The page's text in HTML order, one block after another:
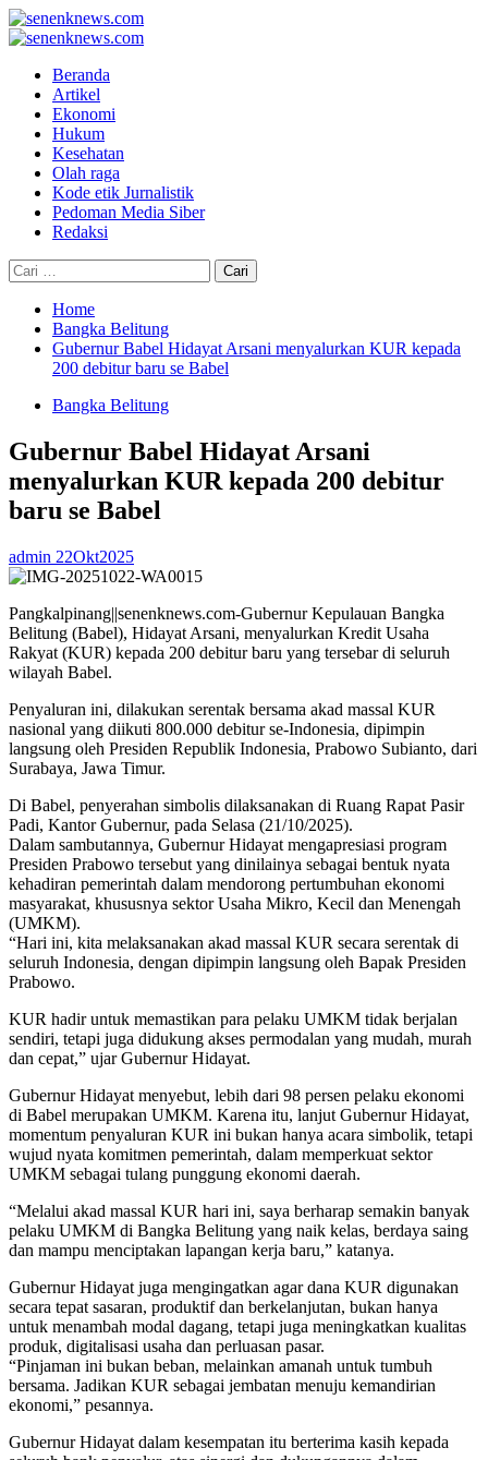
Skip
to
Primary
Beranda
Artikel
Ekonomi
Hukum
Kesehatan
Olah raga
Kode etik Jurnalistik
Pedoman Media Siber
Redaksi
Cari
untuk:
Home
Bangka Belitung
Gubernur Babel Hidayat Arsani menyalurkan KUR kepada
200 debitur baru se Babel
Bangka Belitung
Gubernur Babel Hidayat Arsani
menyalurkan KUR kepada 200 debitur
baru se Babel
admin 22Okt2025
Pangkalpinang||senenknews.com-Gubernur Kepulauan Bangka
Belitung (Babel), Hidayat Arsani, menyalurkan Kredit Usaha
Rakyat (KUR) kepada 200 debitur baru yang tersebar di seluruh
wilayah Babel.
Penyaluran ini, dilakukan serentak bersama akad massal KUR
nasional yang diikuti 800.000 debitur se-Indonesia, dipimpin
langsung oleh Presiden Republik Indonesia, Prabowo Subianto, dari
Surabaya, Jawa Timur.
Di Babel, penyerahan simbolis dilaksanakan di Ruang Rapat Pasir
Padi, Kantor Gubernur, pada Selasa (21/10/2025).
Dalam sambutannya, Gubernur Hidayat mengapresiasi program
Presiden Prabowo tersebut yang dinilainya sebagai bentuk nyata
kehadiran pemerintah dalam mendorong pertumbuhan ekonomi
masyarakat, khususnya sektor Usaha Mikro, Kecil dan Menengah
(UMKM).
“Hari ini, kita melaksanakan akad massal KUR secara serentak di
seluruh Indonesia, dengan dipimpin langsung oleh Bapak Presiden
Prabowo.
KUR hadir untuk memastikan para pelaku UMKM tidak berjalan
sendiri, tetapi juga didukung akses permodalan yang mudah, murah
dan cepat,” ujar Gubernur Hidayat.
Gubernur Hidayat menyebut, lebih dari 98 persen pelaku ekonomi
di Babel merupakan UMKM. Karena itu, lanjut Gubernur Hidayat,
momentum penyaluran KUR ini bukan hanya acara simbolik, tetapi
wujud nyata komitmen pemerintah, dalam memperkuat sektor
UMKM sebagai tulang punggung ekonomi daerah.
“Melalui akad massal KUR hari ini, saya berharap semakin banyak
pelaku UMKM di Bangka Belitung yang naik kelas, berdaya saing
dan mampu menciptakan lapangan kerja baru,” katanya.
Gubernur Hidayat juga mengingatkan agar dana KUR digunakan
secara tepat sasaran, produktif dan berkelanjutan, bukan hanya
untuk menambah modal dagang, tetapi juga meningkatkan kualitas
produk, digitalisasi usaha dan perluasan pasar.
“Pinjaman ini bukan beban, melainkan amanah untuk tumbuh
bersama. Jadikan KUR sebagai jembatan menuju kemandirian
ekonomi,” pesannya.
Gubernur Hidayat dalam kesempatan itu berterima kasih kepada